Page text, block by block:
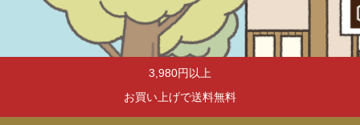
3,980円以上
お買い上げで送料無料